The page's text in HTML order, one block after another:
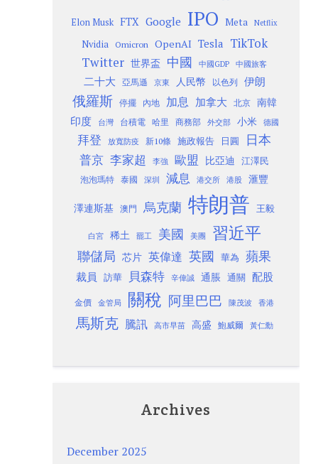
Elon Musk FTX Google IPO Meta Netflix
Nvidia Omicron OpenAI Tesla TikTok
Twitter 世界盃 中國 中國GDP 中國旅客
二十大 亞馬遜 京東 人民幣 以色列 伊朗
俄羅斯 停擺 內地 加息 加拿大 北京
南韓
印度
台灣 台積電 哈里 商務部 外交部 小米 德國
拜登 放寬防疫 新10條 施政報告 日圓 日本
普京 李家超 李強 歐盟 比亞迪 江澤民
泡泡瑪特 泰國 深圳 減息 港交所 港股 滙豐
澤連斯基 澳門 烏克蘭 特朗普 王毅
白宮 稀土 罷工 美國 美團 習近平
聯儲局 芯片 英偉達 英國 華為 蘋果
裁員 訪華 貝森特 辛偉誠 通脹 通關 配股
金價 金管局 關稅 阿里巴巴 陳茂波 香港
馬斯克 騰訊 高市早苗 高盛 鮑威爾 黃仁勳
Archives
December 2025